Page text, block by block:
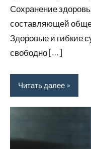
Сохранение
составляющей
Здоровые и гибкие
свободно […]
Читать далее